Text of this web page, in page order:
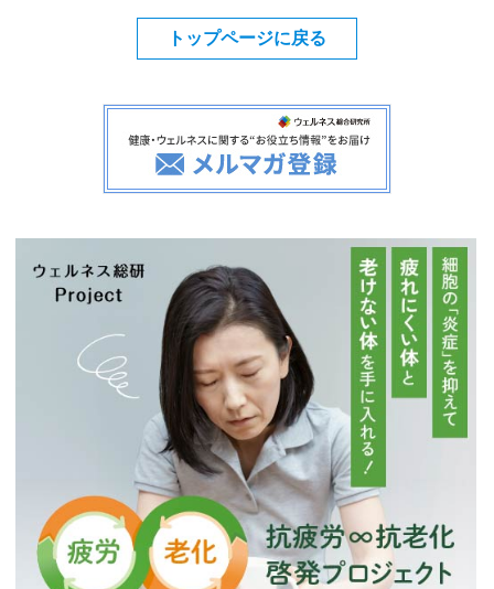
トップページに戻る